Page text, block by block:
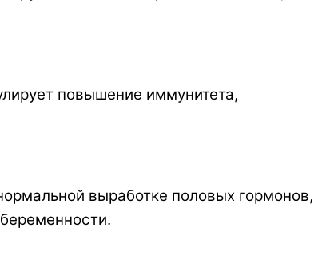
повышение иммунитета,
выработке половых гормонов,